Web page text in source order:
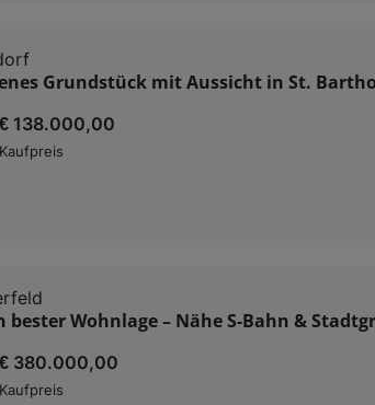
Grundstück mit Aussicht in St.
€ 138.000,00
Kaufpreis
bester Wohnlage – Nähe S-Bahn &
€ 380.000,00
Kaufpreis